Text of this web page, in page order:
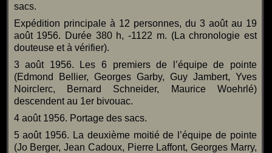
sacs.
Expédition principale à 12 personnes, du 3 août au 19
août 1956. Durée 380 h, -1122 m. (La chronologie est
douteuse et à vérifier).
3 août 1956. Les 6 premiers de l’équipe de pointe
(Edmond Bellier, Georges Garby, Guy Jambert, Yves
Noirclerc, Bernard Schneider, Maurice Woehrlé)
descendent au 1er bivouac.
4 août 1956. Portage des sacs.
5 août 1956. La deuxième moitié de l’équipe de pointe
(Jo Berger, Jean Cadoux, Pierre Laffont, Georges Marry,